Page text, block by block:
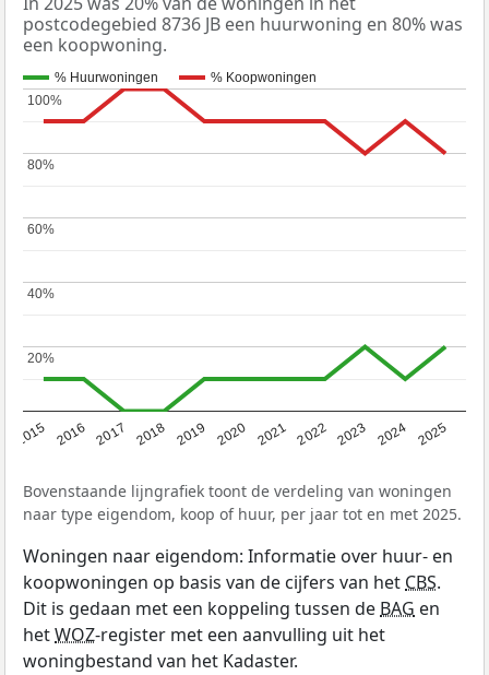
postcodegebied 8736 JB een huurwoning en 80% was
een koopwoning.
% Huurwoningen % Koopwoningen
2015 2016 2017 2018 2019 2020 2021 2022 2023 2024 2025
20%
20%
40%
40%
60%
60%
80%
80%
100%
100%
Bovenstaande lijngrafiek toont de verdeling van woningen
naar type eigendom, koop of huur, per jaar tot en met 2025.
Woningen naar eigendom: Informatie over huur- en
koopwoningen op basis van de cijfers van hetCBS.
Dit is gedaan met een koppeling tussen deBAG en
hetWOZ-register met een aanvulling uit het
woningbestand van het Kadaster.